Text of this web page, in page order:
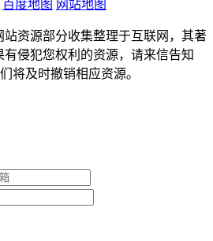
百度地图 网站地图
资源部分收集整理于互联网，其著
侵犯您权利的资源，请来信告知
将及时撤销相应资源。